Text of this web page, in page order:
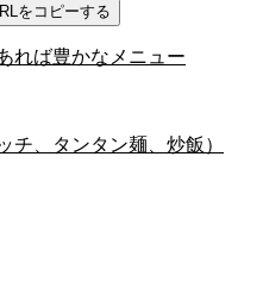
をコピーする
れば豊かなメニュー
チ、タンタン麺、炒飯）